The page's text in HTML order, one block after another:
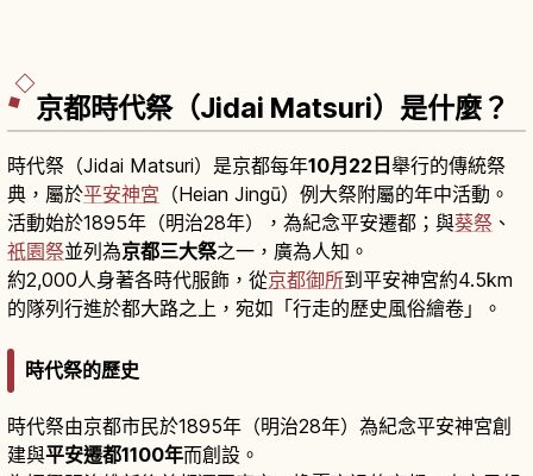
京都時代祭（Jidai Matsuri）是什麼？
時代祭（Jidai Matsuri）是京都每年10月22日舉行的傳統祭
典，屬於平安神宮 （Heian Jingū）例大祭附屬的年中活動。
活動始於1895年（明治28年），為紀念平安遷都；與葵祭 、
祇園祭並列為京都三大祭之一，廣為人知。
約2,000人身著各時代服飾，從京都御所到平安神宮約4.5km
的隊列行進於都大路之上，宛如「行走的歷史風俗繪卷」。
時代祭的歷史
時代祭由京都市民於1895年（明治28年）為紀念平安神宮創
建與平安遷都1100年而創設。